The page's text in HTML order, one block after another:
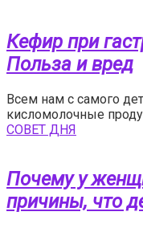
Кефир при
Польза и вред
Всем нам с самого
кисломолочные
СОВЕТ ДНЯ
Почему у
причины, что